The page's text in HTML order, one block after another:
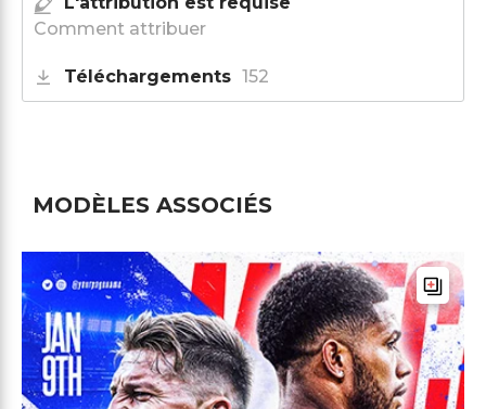
Comment attribuer
Téléchargements 152
MODÈLES ASSOCIÉS